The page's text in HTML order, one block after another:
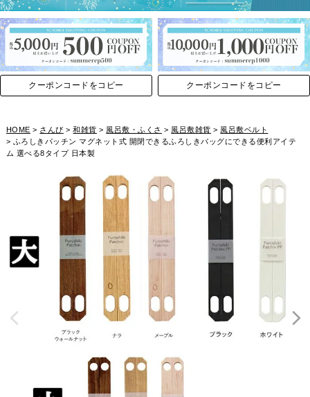
クーポンコードをコピー クーポンコードをコピー
HOME さんび 和雑貨 風呂敷・ふくさ 風呂敷雑貨
風呂敷ベルト
ふろしきパッチン マグネット式 開閉できるふろしきバッグにできる便利アイテ
ム 選べる8タイプ 日本製